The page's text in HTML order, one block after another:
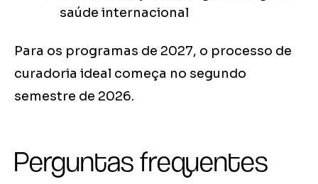
saúde internacional
Para os programas de 2027, o processo de
curadoria ideal começa no segundo
semestre de 2026.
Perguntas frequentes